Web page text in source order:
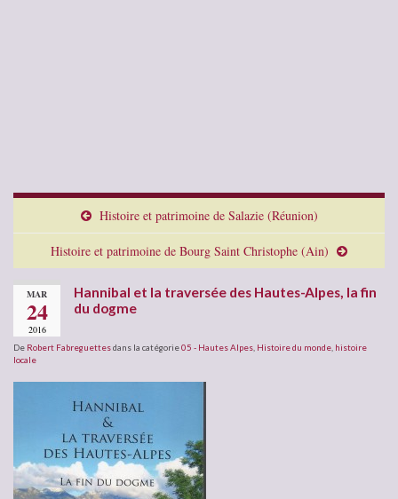
Histoire et patrimoine de Salazie (Réunion)
Histoire et patrimoine de Bourg Saint Christophe (Ain)
MAR
24
2016
Hannibal et la traversée des Hautes-Alpes, la fin
du dogme
De Robert Fabreguettesdans la catégorie05 - Hautes Alpes Histoire du monde histoire
locale